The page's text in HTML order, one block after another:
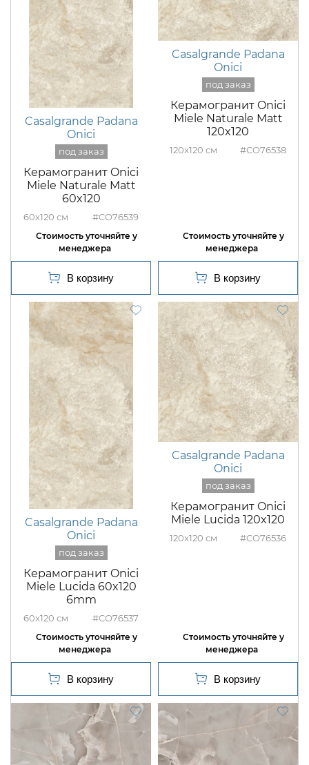
Casalgrande Padana
Onici
Керамогранит Onici
Miele Naturale Matt
60x120
60x120 #CO76539
Casalgrande Padana
Onici
Керамогранит Onici
Miele Naturale Matt
120x120
120x120 #CO76538
Casalgrande Padana
Onici
Керамогранит Onici
Miele Lucida 60x120
6mm
60x120 #CO76537
Casalgrande Padana
Onici
Керамогранит Onici
Miele Lucida 120x120
120x120 #CO76536